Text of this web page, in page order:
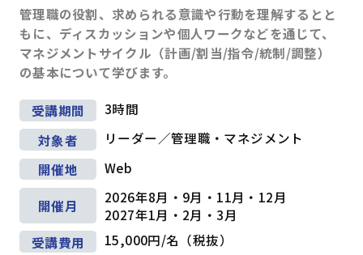
管理者ログイン
受講者ログイン
管理職の役割、求められる意識や行動を理解するとと
もに、ディスカッションや個人ワークなどを通じて、
マネジメントサイクル（計画/割当/指令/統制/調整）
の基本について学びます。
受講期間
3時間
対象者
リーダー／管理職・マネジメント
開催地
Web
開催月
2026年8月・9月・11月・12月
2027年1月・2月・3月
受講費用
15,000円/名（税抜）